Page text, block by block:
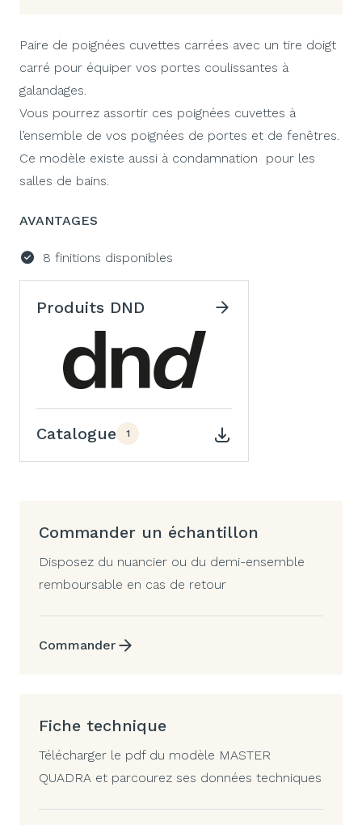
Paire de poignées cuvettes carrées avec un tire doigt
carré pour équiper vos portes coulissantes à
galandages.
Vous pourrez assortir ces poignées cuvettes à
l’ensemble de vos poignées de portes et de fenêtres.
Ce modèle existe aussi à condamnation pour les
salles de bains.
AVANTAGES
8 finitions disponibles
Produits DND
Catalogue 1
Commander un échantillon
Disposez du nuancier ou du demi-ensemble
remboursable en cas de retour
Commander
Fiche technique
Télécharger le pdf du modèle MASTER
QUADRA et parcourez ses données techniques